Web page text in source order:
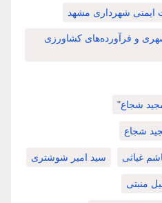
ایمنی شهرداری مشهد
و فرآورده‌های کشاورزی
شجاع"
شجاع
غیاثی سید امیر شوشتری
منبتی